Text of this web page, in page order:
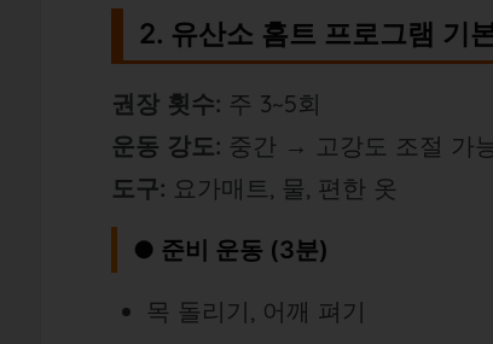
2. 유산소 홈트 프로그램 기
권장 횟수: 주 3~5회
운동 강도: 중간 → 고강도 조절 가
도구: 요가매트, 물, 편한 옷
● 준비 운동 (3분)
목 돌리기, 어깨 펴기